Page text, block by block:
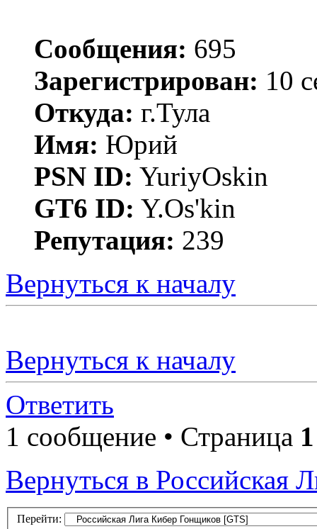
Сообщения: 695
Зарегистрирован: 10
Откуда: г.Тула
Имя: Юрий
PSN ID: YuriyOskin
GT6 ID: Y.Os'kin
Репутация: 239
Вернуться к началу
Вернуться к началу
Ответить
1 сообщение • Страница 1
Вернуться в Российская
Перейти: